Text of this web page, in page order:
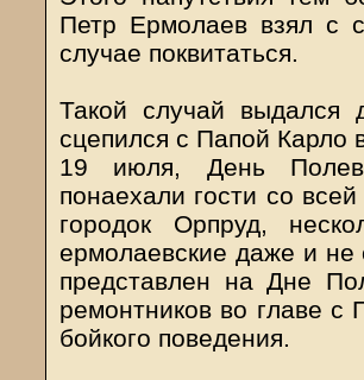
Петр Ермолаев взял с
случае поквитаться.
Такой случай выдался
сцепился с Папой Карло
19 июля, День
понаехали гости со
городок Орпруд,
ермолаевские даже и
представлен на Дне
ремонтников во главе с
бойкого поведения.